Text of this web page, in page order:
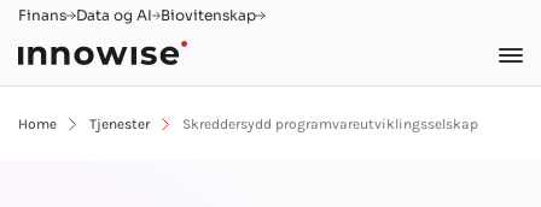
Finans Data og AI Biovitenskap
Home Tjenester Skreddersydd programvareutviklingsselskap